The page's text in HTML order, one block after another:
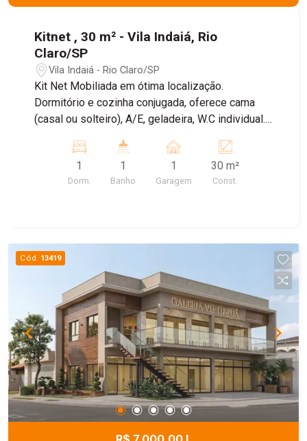
Kitnet , 30 m² - Vila Indaiá, Rio
Claro/SP
Vila Indaiá - Rio Claro/SP
Kit Net Mobiliada em ótima localização.
Dormitório e cozinha conjugada, oferece cama
(casal ou solteiro), A/E, geladeira, W.C individual.
carro, agua e IPTU incluso. Energia a parte.
1
Dorm.
1
Banho
1
Garagem
30 m²
Const.
Cód. 13419